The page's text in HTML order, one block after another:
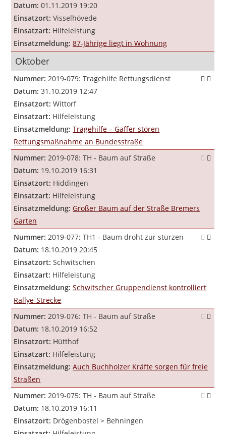
Datum: 01.11.2019 19:20
Einsatzort: Visselhövede
Einsatzart: Hilfeleistung
Einsatzmeldung: 87-Jährige liegt in Wohnung
Oktober
Nummer: 2019-079: Tragehilfe Rettungsdienst
Datum: 31.10.2019 12:47
Einsatzort: Wittorf
Einsatzart: Hilfeleistung
Einsatzmeldung: Tragehilfe – Gaffer stören
Rettungsmaßnahme an Bundesstraße
Nummer: 2019-078: TH - Baum auf Straße
Datum: 19.10.2019 16:31
Einsatzort: Hiddingen
Einsatzart: Hilfeleistung
Einsatzmeldung: Großer Baum auf der Straße Bremers
Garten
Nummer: 2019-077: TH1 - Baum droht zur stürzen
Datum: 18.10.2019 20:45
Einsatzort: Schwitschen
Einsatzart: Hilfeleistung
Einsatzmeldung: Schwitscher Gruppendienst kontrolliert
Rallye-Strecke
Nummer: 2019-076: TH - Baum auf Straße
Datum: 18.10.2019 16:52
Einsatzort: Hütthof
Einsatzart: Hilfeleistung
Einsatzmeldung: Auch Buchholzer Kräfte sorgen für freie
Straßen
Nummer: 2019-075: TH - Baum auf Straße
Datum: 18.10.2019 16:11
Einsatzort: Drögenbostel > Behningen